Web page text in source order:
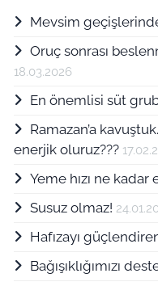
Mevsim
Oruç sonrası
18.03.2026
En önemlisi süt
Ramazan’a
enerjik oluruz???
Yeme hızı ne kadar
Susuz olmaz!
Hafızayı
Bağışıklığımızı